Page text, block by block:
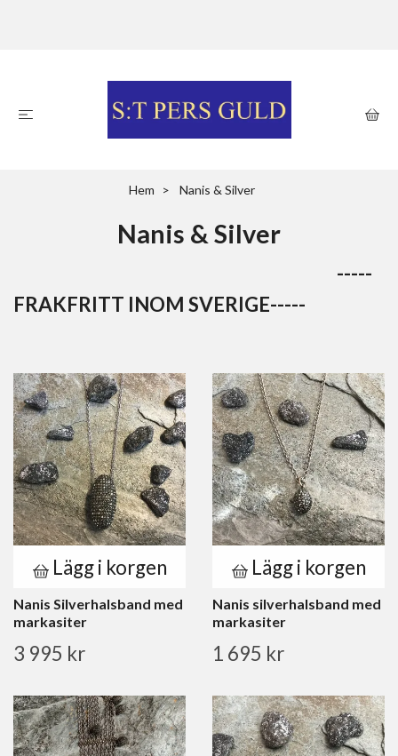
Hem Nanis & Silver
Nanis & Silver
-----
FRAKFRITT INOM SVERIGE-----
Lägg i korgen
Nanis Silverhalsband med
markasiter
3 995 kr
Lägg i korgen
Nanis silverhalsband med
markasiter
1 695 kr